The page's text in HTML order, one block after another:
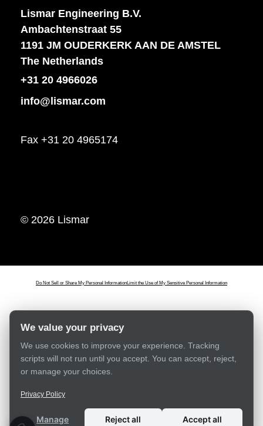
Lismar Engineering B.V.
Ambachtenstraat 55
1191 JM OUDERKERK AAN DE AMSTEL
The Netherlands
+31 20 4966026
info@lismar.com
Fax +31 20 4965174
© 2026 Lismar
We value your privacy
We use cookies to improve your experience. Tracking
scripts will not run until you accept. You can accept, reject,
or manage your choices.
Privacy Policy
Manage Reject all Accept all
Do Not Sell or Share My Personal InformationLimit the Use of My Sensitive Personal Information